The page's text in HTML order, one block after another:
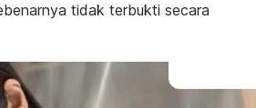
tidak terbukti secara